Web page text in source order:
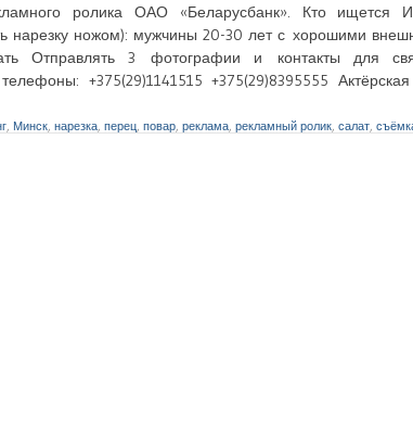
ролика ОАО «Беларусбанк». Кто ищется
ножом): мужчины 20-30 лет с хорошими
Отправлять 3 фотографии и контакты для
+375(29)1141515 +375(29)8395555
Минск нарезка перец повар реклама рекламный ролик салат